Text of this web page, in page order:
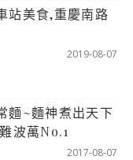
站美食,重慶南路
2019-08-07
麵~麵神煮出天下
波萬No.1
2017-08-07